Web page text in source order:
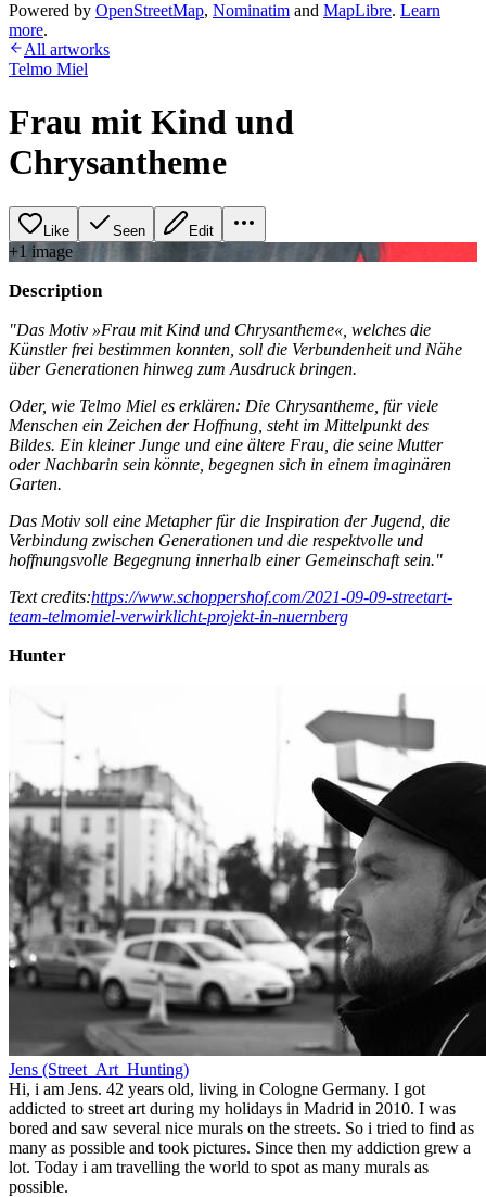
Powered by OpenStreetMap, Nominatim and MapLibre. Learn
more.
All artworks
Telmo Miel
Frau mit Kind und
Chrysantheme
Like Seen Edit
+1 image
Description
"Das Motiv »Frau mit Kind und Chrysantheme«, welches die
Künstler frei bestimmen konnten, soll die Verbundenheit und Nähe
über Generationen hinweg zum Ausdruck bringen.
Oder, wie Telmo Miel es erklären: Die Chrysantheme, für viele
Menschen ein Zeichen der Hoffnung, steht im Mittelpunkt des
Bildes. Ein kleiner Junge und eine ältere Frau, die seine Mutter
oder Nachbarin sein könnte, begegnen sich in einem imaginären
Garten.
Das Motiv soll eine Metapher für die Inspiration der Jugend, die
Verbindung zwischen Generationen und die respektvolle und
hoffnungsvolle Begegnung innerhalb einer Gemeinschaft sein."
Text credits:https://www.schoppershof.com/2021-09-09-streetart-
team-telmomiel-verwirklicht-projekt-in-nuernberg
Hunter
Jens (Street_Art_Hunting)
Hi, i am Jens. 42 years old, living in Cologne Germany. I got
addicted to street art during my holidays in Madrid in 2010. I was
bored and saw several nice murals on the streets. So i tried to find as
many as possible and took pictures. Since then my addiction grew a
lot. Today i am travelling the world to spot as many murals as
possible.